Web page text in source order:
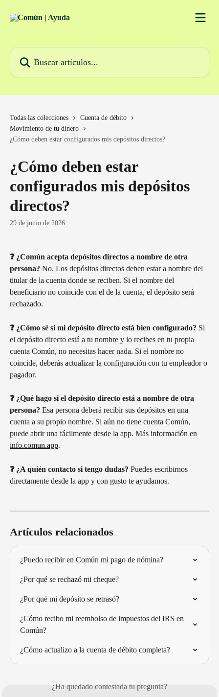
Todas las colecciones
Cuenta de débito
Movimiento de tu dinero
¿Cómo deben estar configurados mis depósitos directos?
¿Cómo deben estar
configurados mis depósitos
directos?
29 de junio de 2026
❓ ¿Común acepta depósitos directos a nombre de otra
persona? No. Los depósitos directos deben estar a nombre del
titular de la cuenta donde se reciben. Si el nombre del
beneficiario no coincide con el de la cuenta, el depósito será
rechazado.
❓ ¿Cómo sé si mi depósito directo está bien configurado? Si
el depósito directo está a tu nombre y lo recibes en tu propia
cuenta Común, no necesitas hacer nada. Si el nombre no
coincide, deberás actualizar la configuración con tu empleador o
pagador.
❓ ¿Qué hago si el depósito directo está a nombre de otra
persona? Esa persona deberá recibir sus depósitos en una
cuenta a su propio nombre. Si aún no tiene cuenta Común,
puede abrir una fácilmente desde la app. Más información en
info.comun.app.
❓ ¿A quién contacto si tengo dudas? Puedes escribirnos
directamente desde la app y con gusto te ayudamos.
Artículos relacionados
¿Puedo recibir en Común mi pago de nómina?
¿Por qué se rechazó mi cheque?
¿Por qué mi depósito se retrasó?
¿Cómo recibo mi reembolso de impuestos del IRS en
Común?
¿Cómo actualizo a la cuenta de débito completa?
¿Ha quedado contestada tu pregunta?